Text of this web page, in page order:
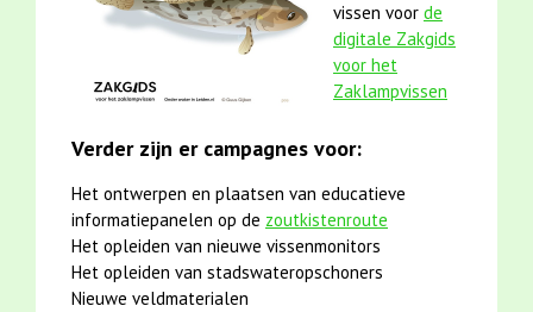
vissen voor de
digitale Zakgids
voor het
Zaklampvissen
Verder zijn er campagnes voor:
Het ontwerpen en plaatsen van educatieve
informatiepanelen op de zoutkistenroute
Het opleiden van nieuwe vissenmonitors
Het opleiden van stadswateropschoners
Nieuwe veldmaterialen